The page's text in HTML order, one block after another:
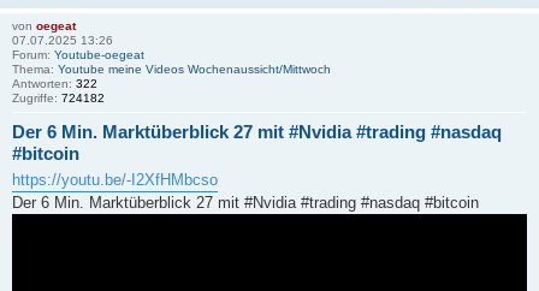
von oegeat
07.07.2025 13:26
Forum: Youtube-oegeat
Thema: Youtube meine Videos Wochenaussicht/Mittwoch
Antworten: 322
Zugriffe: 724182
Der 6 Min. Marktüberblick 27 mit #Nvidia #trading #nasdaq
#bitcoin
https://youtu.be/-I2XfHMbcso
Der 6 Min. Marktüberblick 27 mit #Nvidia #trading #nasdaq #bitcoin